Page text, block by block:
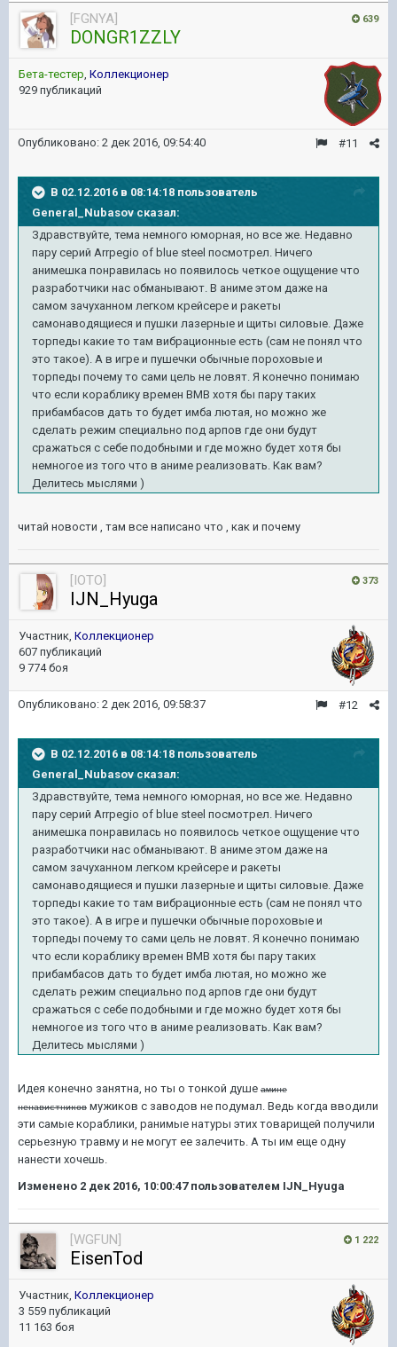
639
[FGNYA]
DONGR1ZZLY
Бета-тестер, Коллекционер
929 публикаций
#11
Опубликовано: 2 дек 2016, 09:54:40
В 02.12.2016 в 08:14:18 пользователь
General_Nubasov сказал:
Здравствуйте, тема немного юморная, но все же. Недавно
пару серий Arrpegio of blue steel посмотрел. Ничего
анимешка понравилась но появилось четкое ощущение что
разработчики нас обманывают. В аниме этом даже на
самом зачуханном легком крейсере и ракеты
самонаводящиеся и пушки лазерные и щиты силовые. Даже
торпеды какие то там вибрационные есть (сам не понял что
это такое). А в игре и пушечки обычные пороховые и
торпеды почему то сами цель не ловят. Я конечно понимаю
что если кораблику времен ВМВ хотя бы пару таких
прибамбасов дать то будет имба лютая, но можно же
сделать режим специально под арпов где они будут
сражаться с себе подобными и где можно будет хотя бы
немногое из того что в аниме реализовать. Как вам?
Делитесь мыслями )
читай новости , там все написано что , как и почему
373
[IOTO]
IJN_Hyuga
Участник, Коллекционер
607 публикаций
9 774 боя
#12
Опубликовано: 2 дек 2016, 09:58:37
В 02.12.2016 в 08:14:18 пользователь
General_Nubasov сказал:
Здравствуйте, тема немного юморная, но все же. Недавно
пару серий Arrpegio of blue steel посмотрел. Ничего
анимешка понравилась но появилось четкое ощущение что
разработчики нас обманывают. В аниме этом даже на
самом зачуханном легком крейсере и ракеты
самонаводящиеся и пушки лазерные и щиты силовые. Даже
торпеды какие то там вибрационные есть (сам не понял что
это такое). А в игре и пушечки обычные пороховые и
торпеды почему то сами цель не ловят. Я конечно понимаю
что если кораблику времен ВМВ хотя бы пару таких
прибамбасов дать то будет имба лютая, но можно же
сделать режим специально под арпов где они будут
сражаться с себе подобными и где можно будет хотя бы
немногое из того что в аниме реализовать. Как вам?
Делитесь мыслями )
Идея конечно занятна, но ты о тонкой душе амине
ненавистников мужиков с заводов не подумал. Ведь когда вводили
эти самые кораблики, ранимые натуры этих товарищей получили
серьезную травму и не могут ее залечить. А ты им еще одну
нанести хочешь.
Изменено 2 дек 2016, 10:00:47пользователем IJN_Hyuga
1 222
[WGFUN]
EisenTod
Участник, Коллекционер
3 559 публикаций
11 163 боя